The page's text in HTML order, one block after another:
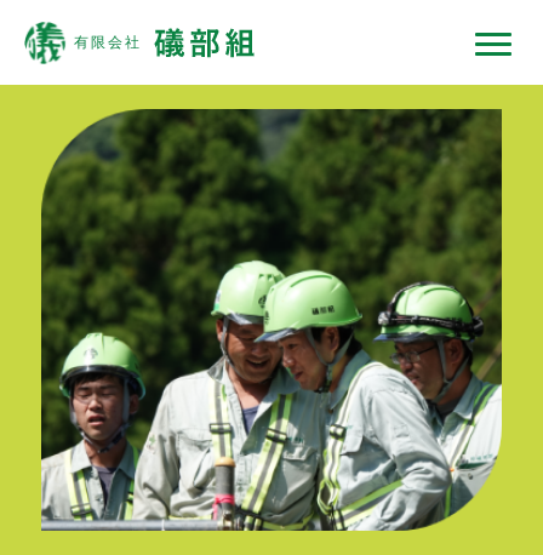
礒部組について
現場ではたらくひと
現場ではたらく機械
現場ノート
採用情報
協力会社の皆様へ